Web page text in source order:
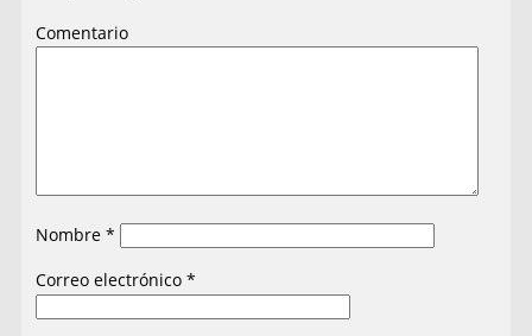
Comentario
Nombre*
Correo electrónico*